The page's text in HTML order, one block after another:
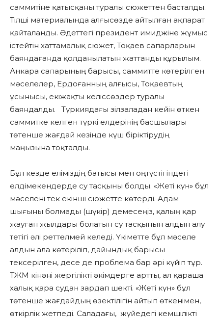
саммитіне қатысқаны туралы сюжеттен басталды.
Тілші материалында алғысөзде айтылған ақпарат
қайталанды. Әдеттегі президент имиджіне жұмыс
істейтін хаттамалық сюжет, Тоқаев сапарларын
баяндағанда қолданылатын жаттанды құрылым.
Анкара сапарының барысы, саммитте көтерілген
мәселелер, Ердоғанның алғысы, Тоқаевтың
ұсынысы, екіжақты келіссөздер туралы
баяндалды. Түркиядағы зілзаладан кейін өткен
саммитке келген түркі елдерінің басшылары
төтенше жағдай кезінде күш біріктірудің
маңызына тоқталды.
Бұл кезде еліміздің батысы мен оңтүстігіндегі
елдімекендерде су тасқыны болды. «Жеті күн» бұл
мәселені тек екінші сюжетте көтерді. Адам
шығыны болмады (шүкір) демесеңіз, қалың қар
жауған жылдары болатын су тасқынын алдын алу
тетігі әлі реттелмей келеді. Үкіметте бұл мәселе
алдын ала көтеріліп, дайындық барысы
тексерілген, десе де проблема бар әрі күйіп тұр.
ТЖМ кінәні жергілікті әкімдерге артты, ал қараша
халық қара судан зардап шекті. «Жеті күн» бұл
төтенше жағдайдың өзектілігін айтып өткенімен,
өткірлік жетпеді. Саладағы, жүйедегі кемшілікті